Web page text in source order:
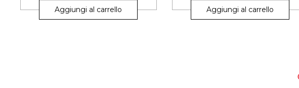
Aggiungi al carrello Aggiungi al carrello